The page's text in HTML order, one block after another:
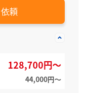
頼
128,700円～
44,000円〜